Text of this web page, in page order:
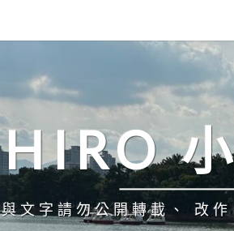
HIRO
文字請勿公開轉載、 改